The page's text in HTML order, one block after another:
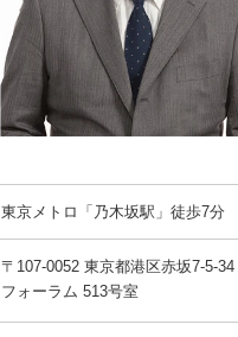
東京メトロ「乃木坂駅」徒歩7分
〒107-0052 東京都港区赤坂7-5-
フォーラム 513号室